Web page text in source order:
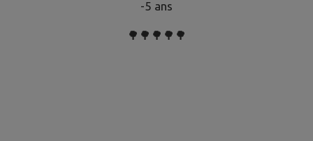
-5 ans
🌳🌳🌳🌳🌳